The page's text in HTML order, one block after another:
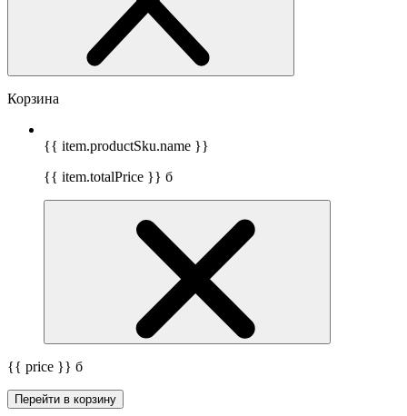
Корзина
{{ item.productSku.name }}
{{ item.totalPrice }} б
{{ price }} б
Перейти в корзину